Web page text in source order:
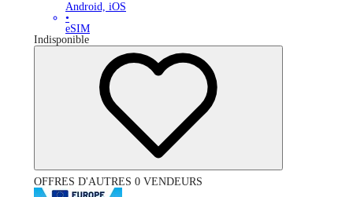
Android, iOS
•
eSIM
Indisponible
OFFRES D'AUTRES 0 VENDEURS